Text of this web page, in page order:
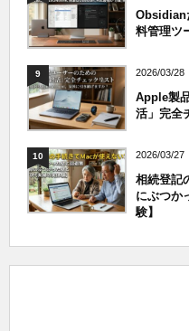
Obsidian
料管理ツ
9 2026/03/28
Apple製
活」完全
10 2026/03/27
相続登記
にぶつか
験】